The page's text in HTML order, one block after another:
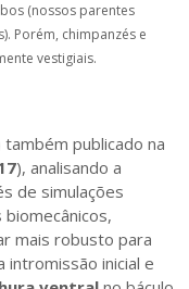
(nossos parentes
Porém, chimpanzés e
vestigiais.
publicado na
), analisando a
de simulações
mais robusto para
intromissão inicial e